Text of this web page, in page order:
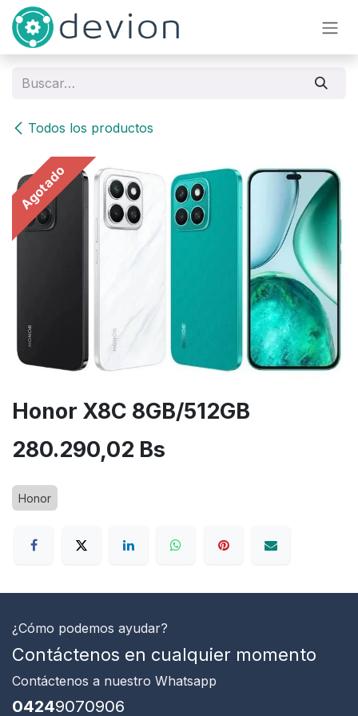
Ir al contenido
Todos los productos
Agotado
Honor X8C 8GB/512GB
280.290,02 Bs
Honor
¿Cómo podemos ayudar?
Contáctenos en cualquier momento
Contáctenos a nuestro Whatsapp
04249070906